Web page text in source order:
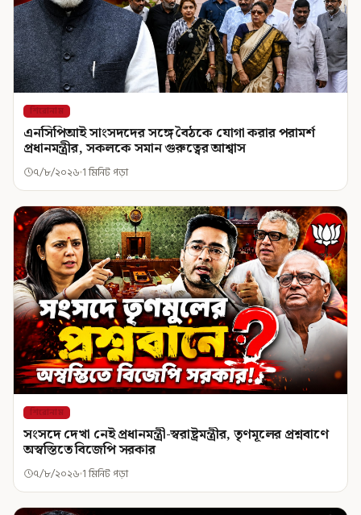
শিরোনাম
এনসিপিআই সাংসদদের সঙ্গে বৈঠকে যোগা করার পরামর্শ
প্রধানমন্ত্রীর, সকলকে সমান গুরুত্বের আশ্বাস
৭/৮/২০২৬ 1 মিনিট পড়া
শিরোনাম
সংসদে দেখা নেই প্রধানমন্ত্রী-স্বরাষ্ট্রমন্ত্রীর, তৃণমূলের প্রশ্নবাণে
অস্বস্তিতে বিজেপি সরকার
৭/৮/২০২৬ 1 মিনিট পড়া